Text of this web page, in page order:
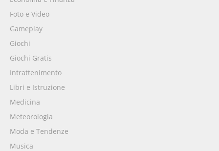
Foto e Video
Gameplay
Giochi
Giochi Gratis
Intrattenimento
Libri e Istruzione
Medicina
Meteorologia
Moda e Tendenze
Musica